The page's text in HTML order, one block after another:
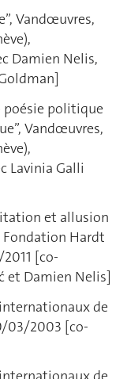
Vandœuvres,
Damien Nelis,
poésie politique
Vandœuvres,
Lavinia Galli
et allusion
Fondation Hardt
[co-
et Damien Nelis]
de
03/2003 [co-